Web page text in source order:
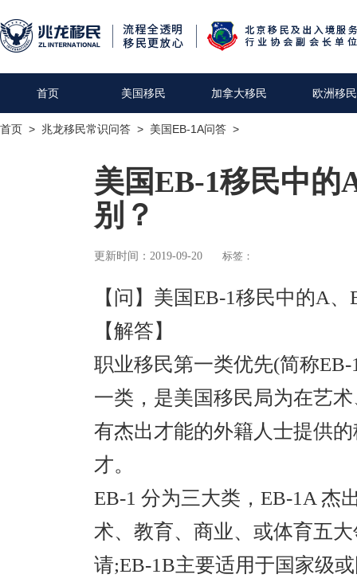
首页 美国移民 加拿大移民 欧洲移民
首页 > 兆龙移民常识问答 > 美国EB-1A问答 >
美国EB-1移民中的
别？
更新时间：2019-09-20 标签：
【问】美国EB-1移民中的A
【解答】
职业移民第一类优先(简称
一类，是美国移民局为在艺
有杰出才能的外籍人士提供
才。
EB-1 分为三大类，EB-1A 杰
术、教育、商业、或体育五
请;EB-1B主要适用于国家级